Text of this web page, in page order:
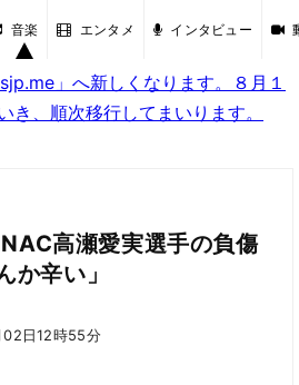
音楽 エンタメ インタビュー
」へ新しくなります。８月１
き、順次移行してまいります。
高瀬愛実選手の負傷
か辛い」
日12時55分